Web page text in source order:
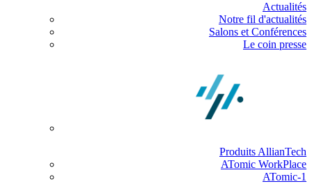
Actualités
Notre fil d'actualités
Salons et Conférences
Le coin presse
Produits AllianTech
ATomic WorkPlace
ATomic-1